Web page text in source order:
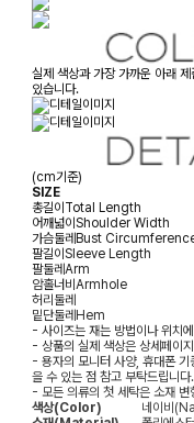
실제 색상과 가장 가까운 아래
있습니다.
(cm기준)
SIZE
총길이Total Length
어깨넓이Shoulder Width
가슴둘레Bust
팔길이Sleeve Length
팔둘레Arm
암홀너비Armhole
허리둘레
밑단둘레Hem
- 사이즈는 재는 방법이나 위치
- 상품의 실제 색상은 상세페이
- 용자의 모니터 사양, 휴대폰 기
을 수 있는 점 참고 부탁드립니다.
- 모든 의류의 첫 세탁은 소재 변
색상(Color)
네이비